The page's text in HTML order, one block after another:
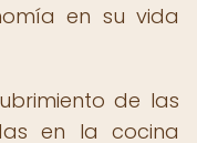
en su vida
de las
en la cocina